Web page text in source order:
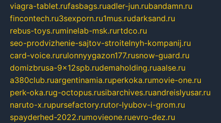
viagra-tablet.rufasbags.ruadler-jun.rubandamn.ru
fincontech.ru3sexporn.ru1mus.rudarksand.ru
rebus-toys.ruminelab-msk.rurtdco.ru
seo-prodvizhenie-sajtov-stroitelnyh-kompanij.ru
card-voice.rurulonnyygazon177.rusnow-guard.ru
domizbrusa-9x12spb.rudemaholding.ruaalse.ru
a380club.ruargentinamia.ruperkoka.rumovie-one.ru
perk-oka.rug-octopus.rusibarchives.ruandreislyusar.ru
naruto-x.rupursefactory.rutor-lyubov-i-grom.ru
spayderhed-2022.rumovieone.ruevro-dez.ru